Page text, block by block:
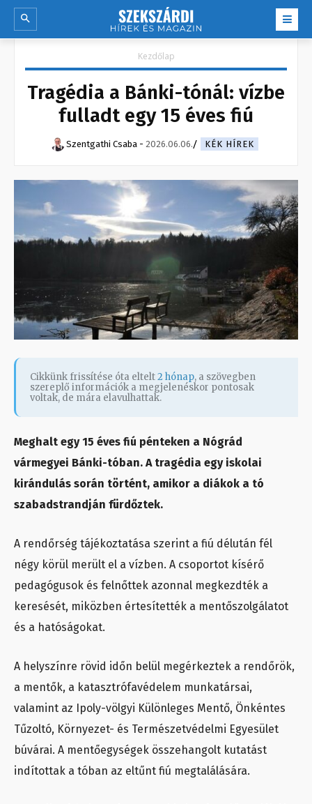
Kezdőlap
Tragédia a Bánki-tónál: vízbe
fulladt egy 15 éves fiú
Szentgathi Csaba - 2026.06.06. KÉK HÍREK
Cikkünk frissítése óta eltelt2 hónap, a szövegben
szereplő információk a megjelenéskor pontosak
voltak, de mára elavulhattak.
Meghalt egy 15 éves fiú pénteken a Nógrád
vármegyei Bánki-tóban. A tragédia egy iskolai
kirándulás során történt, amikor a diákok a tó
szabadstrandján fürdőztek.
A rendőrség tájékoztatása szerint a fiú délután fél
négy körül merült el a vízben. A csoportot kísérő
pedagógusok és felnőttek azonnal megkezdték a
keresését, miközben értesítették a mentőszolgálatot
és a hatóságokat.
A helyszínre rövid időn belül megérkeztek a rendőrök,
a mentők, a katasztrófavédelem munkatársai,
valamint az Ipoly-völgyi Különleges Mentő, Önkéntes
Tűzoltó, Környezet- és Természetvédelmi Egyesület
búvárai. A mentőegységek összehangolt kutatást
indítottak a tóban az eltűnt fiú megtalálására.